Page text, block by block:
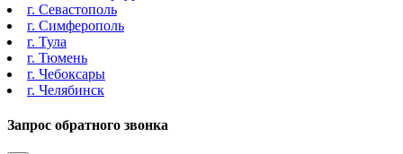
г. Севастополь
г. Симферополь
г. Тула
г. Тюмень
г. Чебоксары
г. Челябинск
Запрос обратного звонка